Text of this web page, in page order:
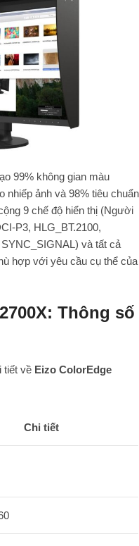
99% không gian màu
ảnh và 98% tiêu chuẩn
9 chế độ hiển thị (Người
P3, HLG_BT.2100,
và tất cả
hợp với yêu cầu cụ thể của
Thông số
tiết về Eizo ColorEdge
Chi tiết